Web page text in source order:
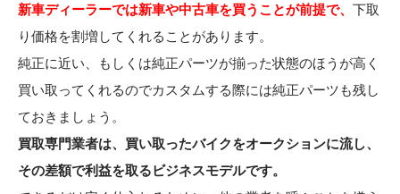
新車ディーラーでは新車や中古車を買うことが前提で、 下取
り価格を割増してくれることがあります。
純正に近い、もしくは純正パーツが揃った状態のほうが高く
買い取ってくれるのでカスタムする際には純正パーツも残し
ておきましょう。
買取専門業者は、買い取ったバイクをオークションに流し、
その差額で利益を取るビジネスモデルです。